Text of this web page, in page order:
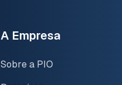
A Empresa
Sobre a PIO